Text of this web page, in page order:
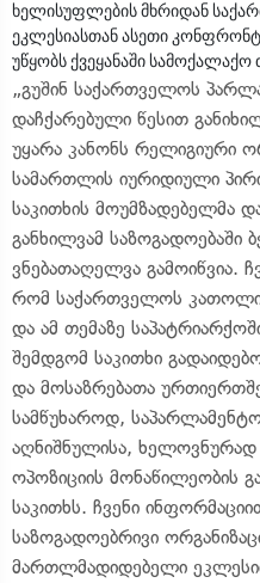
ხელისუფლების მხრიდან
ეკლესიასთან ასეთი
უწყობს ქვეყანაში
„გუშინ საქართველოს
დაჩქარებული წესით
უყარა კანონს რელიგიური
სამართლის იურიდიული
საკითხის მოუმზადებელმა
განხილვამ საზოგადოებაში
ვნებათაღელვა გამოიწვია.
რომ საქართველოს
და ამ თემაზე
შემდგომ საკითხი
და მოსაზრებათა
სამწუხაროდ,
აღნიშნულისა,
ოპოზიციის მონაწილეობის
საკითხს. ჩვენი
საზოგადოებრივი
მართლმადიდებელი